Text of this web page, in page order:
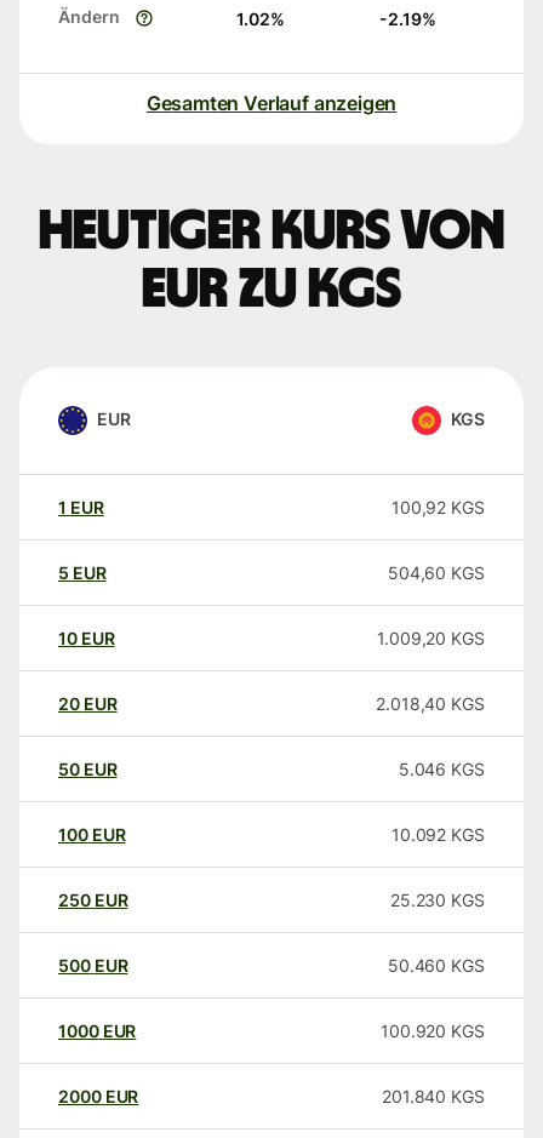
Ändern 1.02% -2.19%
Gesamten Verlauf anzeigen
Heutiger Kurs von
EUR zu KGS
EUR KGS
1 EUR 100,92 KGS
5 EUR 504,60 KGS
10 EUR 1.009,20 KGS
20 EUR 2.018,40 KGS
50 EUR 5.046 KGS
100 EUR 10.092 KGS
250 EUR 25.230 KGS
500 EUR 50.460 KGS
1000 EUR 100.920 KGS
2000 EUR 201.840 KGS